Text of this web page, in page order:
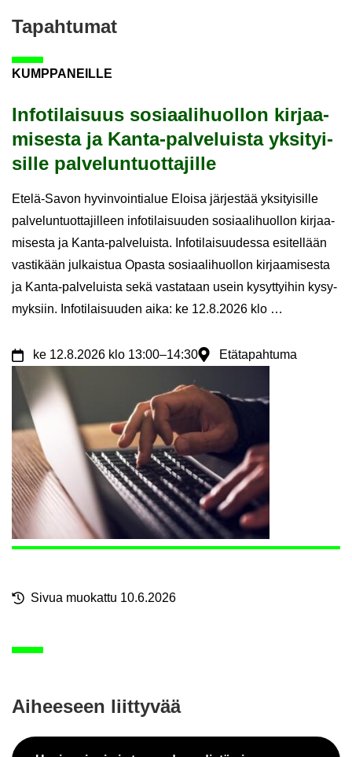
Ta­pah­tu­mat
In­fo­ti­lai­suus so­si­aa­li­huol­lon kir­jaa­
mi­ses­ta ja Kanta-​palveluista yk­si­tyi­
sil­le pal­ve­lun­tuot­ta­jil­le
KUMP­PA­NEIL­LE
Etelä-​Savon hy­vin­voin­tia­lue Eloi­sa jär­jes­tää yk­si­tyi­sil­le
pal­ve­lun­tuot­ta­jil­leen in­fo­ti­lai­suu­den so­si­aa­li­huol­lon kir­jaa­
mi­ses­ta ja Kanta-​palveluista. In­fo­ti­lai­suu­des­sa esi­tel­lään
vas­ti­kään jul­kais­tua Opas­ta so­si­aa­li­huol­lon kir­jaa­mi­ses­ta
ja Kanta-​​palveluista sekä vas­ta­taan usein ky­syt­tyi­hin ky­sy­
myk­siin. In­fo­ti­lai­suu­den aika: ke 12.8.2026 klo …
ke 12.8.2026 klo 13:00–14:30 Etätapahtuma
Sivua muo­kat­tu 10.6.2026
Ai­hee­seen liit­ty­vää